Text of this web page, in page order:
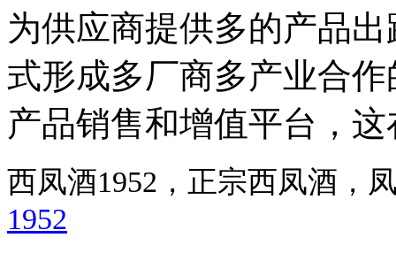
为供应商提供多的产品
式形成多厂商多产业合
产品销售和增值平台，
西凤酒1952，正宗西凤酒
1952